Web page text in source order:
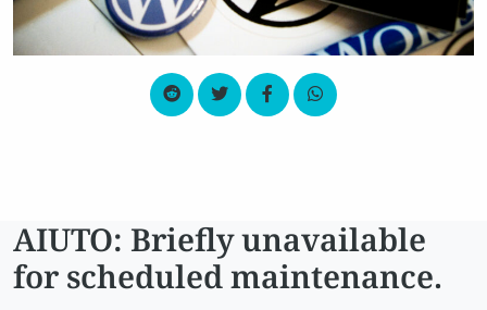
AIUTO: Briefly unavailable
for scheduled maintenance.